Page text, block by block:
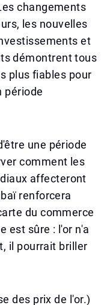
changements
les nouvelles
et
démontrent tous
plus fiables pour
période
une période
comment les
affecteront
renforcera
du commerce
est sûre : l'or n'a
il pourrait briller
des prix de l'or.)